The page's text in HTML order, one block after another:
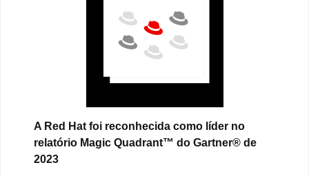
A Red Hat foi reconhecida como líder no
relatório Magic Quadrant™ do Gartner® de
2023